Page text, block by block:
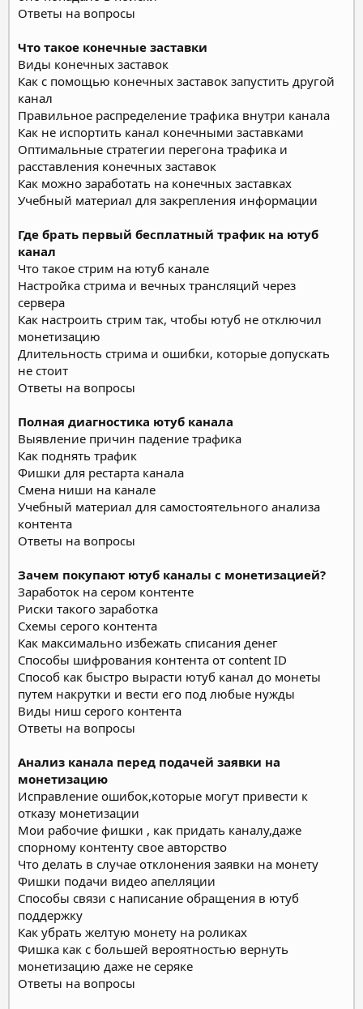
Ответы на вопросы
Что такое конечные заставки
Виды конечных заставок
Как с помощью конечных заставок запустить другой
канал
Правильное распределение трафика внутри канала
Как не испортить канал конечными заставками
Оптимальные стратегии перегона трафика и
расставления конечных заставок
Как можно заработать на конечных заставках
Учебный материал для закрепления информации
Где брать первый бесплатный трафик на ютуб
канал
Что такое стрим на ютуб канале
Настройка стрима и вечных трансляций через
сервера
Как настроить стрим так, чтобы ютуб не отключил
монетизацию
Длительность стрима и ошибки, которые допускать
не стоит
Ответы на вопросы
Полная диагностика ютуб канала
Выявление причин падение трафика
Как поднять трафик
Фишки для рестарта канала
Смена ниши на канале
Учебный материал для самостоятельного анализа
контента
Ответы на вопросы
Зачем покупают ютуб каналы с монетизацией?
Заработок на сером контенте
Риски такого заработка
Схемы серого контента
Как максимально избежать списания денег
Способы шифрования контента от content ID
Способ как быстро вырасти ютуб канал до монеты
путем накрутки и вести его под любые нужды
Виды ниш серого контента
Ответы на вопросы
Анализ канала перед подачей заявки на
монетизацию
Исправление ошибок,которые могут привести к
отказу монетизации
Мои рабочие фишки , как придать каналу,даже
спорному контенту свое авторство
Что делать в случае отклонения заявки на монету
Фишки подачи видео апелляции
Способы связи с написание обращения в ютуб
поддержку
Как убрать желтую монету на роликах
Фишка как с большей вероятностью вернуть
монетизацию даже не серяке
Ответы на вопросы